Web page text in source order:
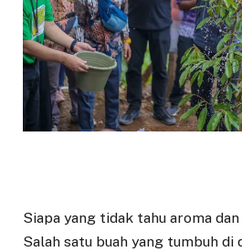
Siapa yang tidak tahu aroma
Salah satu buah yang tumbuh